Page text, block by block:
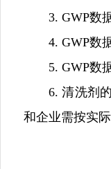
3. GWP数据
4. GWP数据
5. GWP数据
6. 清洗剂的
和企业需按实